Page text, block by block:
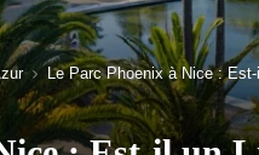
Le Parc Phoenix à Nice :